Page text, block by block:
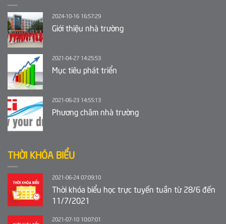
2024-10-16 16:57:29
Giới thiệu nhà trường
2021-04-27 14:25:53
Mục tiêu phát triển
2021-06-23 14:55:13
Phương châm nhà trường
THỜI KHÓA BIỂU
2021-06-24 07:09:10
Thời khóa biểu học trực tuyến tuần từ 28/6 đến
11/7/2021
2021-07-10 10:07:01